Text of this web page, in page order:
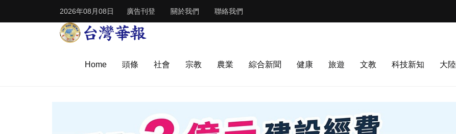
2026年08月08日 廣告刊登 關於我們 聯絡我們
Home 頭條 社會 宗教 農業 綜合新聞 健康 旅遊 文教 科技新知 大陸